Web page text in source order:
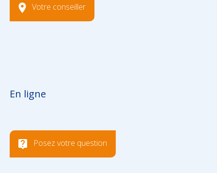
Votre conseiller
En ligne
Posez votre question